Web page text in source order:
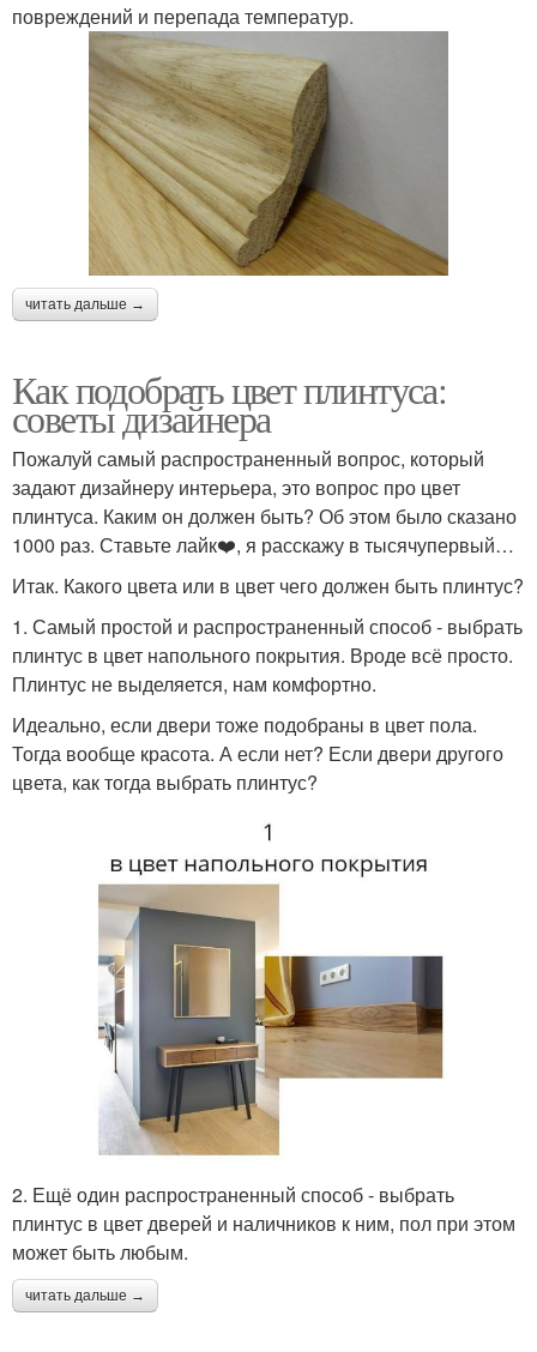
повреждений и перепада температур.
читать дальше →
Как подобрать цвет плинтуса:
советы дизайнера
Пожалуй самый распространенный вопрос, который
задают дизайнеру интерьера, это вопрос про цвет
плинтуса. Каким он должен быть? Об этом было сказано
1000 раз. Ставьте лайк❤️, я расскажу в тысячупервый…
Итак. Какого цвета или в цвет чего должен быть плинтус?
1. Самый простой и распространенный способ - выбрать
плинтус в цвет напольного покрытия. Вроде всё просто.
Плинтус не выделяется, нам комфортно.
Идеально, если двери тоже подобраны в цвет пола.
Тогда вообще красота. А если нет? Если двери другого
цвета, как тогда выбрать плинтус?
2. Ещё один распространенный способ - выбрать
плинтус в цвет дверей и наличников к ним, пол при этом
может быть любым.
читать дальше →